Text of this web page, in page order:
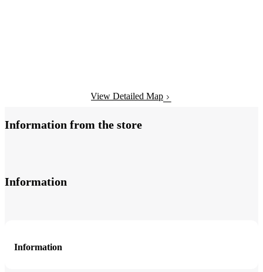
View Detailed Map
Information from the store
Information
Information